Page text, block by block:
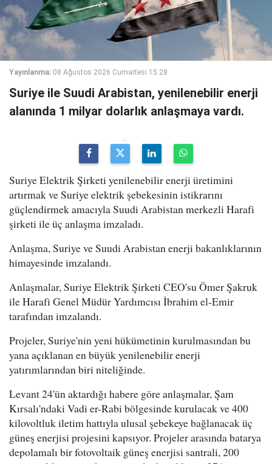
Yayınlanma: 08 Ağustos 2026 Cumartesi 15:28
Suriye ile Suudi Arabistan, yenilenebilir enerji
alanında 1 milyar dolarlık anlaşmaya vardı.
Suriye Elektrik Şirketi yenilenebilir enerji üretimini
artırmak ve Suriye elektrik şebekesinin istikrarını
güçlendirmek amacıyla Suudi Arabistan merkezli Harafi
şirketi ile üç anlaşma imzaladı.
Anlaşma, Suriye ve Suudi Arabistan enerji bakanlıklarının
himayesinde imzalandı.
Anlaşmalar, Suriye Elektrik Şirketi CEO'su Ömer Şakruk
ile Harafi Genel Müdür Yardımcısı İbrahim el-Emir
tarafından imzalandı.
Projeler, Suriye'nin yeni hükümetinin kurulmasından bu
yana açıklanan en büyük yenilenebilir enerji
yatırımlarından biri niteliğinde.
Levant 24'ün aktardığı habere göre anlaşmalar, Şam
Kırsalı'ndaki Vadi er-Rabi bölgesinde kurulacak ve 400
kilovoltluk iletim hattıyla ulusal şebekeye bağlanacak üç
güneş enerjisi projesini kapsıyor. Projeler arasında batarya
depolamalı bir fotovoltaik güneş enerjisi santrali, 200